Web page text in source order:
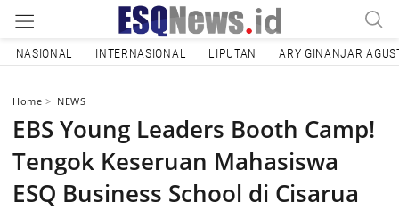
NASIONAL INTERNASIONAL LIPUTAN ARY GINANJAR
Home NEWS
EBS Young Leaders Booth Camp!
Tengok Keseruan Mahasiswa
ESQ Business School di Cisarua